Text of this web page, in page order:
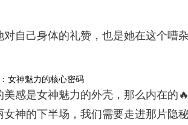
自己身体的礼赞，也是她在这个嘈
女神魅力的核心密码
美感是女神魅力的外壳，那么内在的
女神的下半场，我们需要走进那片隐